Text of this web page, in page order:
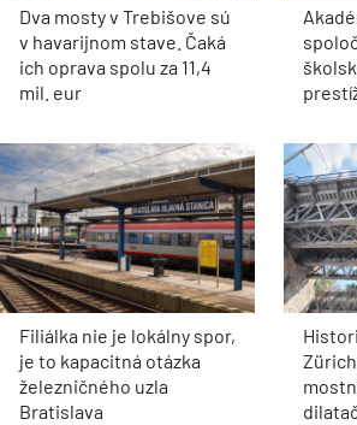
Dva mosty v Trebišove sú
v havarijnom stave. Čaká
ich oprava spolu za 11,4
mil. eur
Filiálka nie je lokálny spor,
je to kapacitná otázka
železničného uzla
Bratislava